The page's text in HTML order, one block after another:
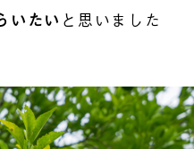
いたい と思いました